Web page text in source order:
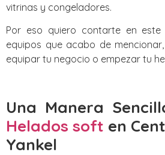
vitrinas y congeladores.
Por eso quiero contarte en este
equipos que acabo de
equipar tu negocio o empezar tu
Una Manera
Helados soft en
Yankel